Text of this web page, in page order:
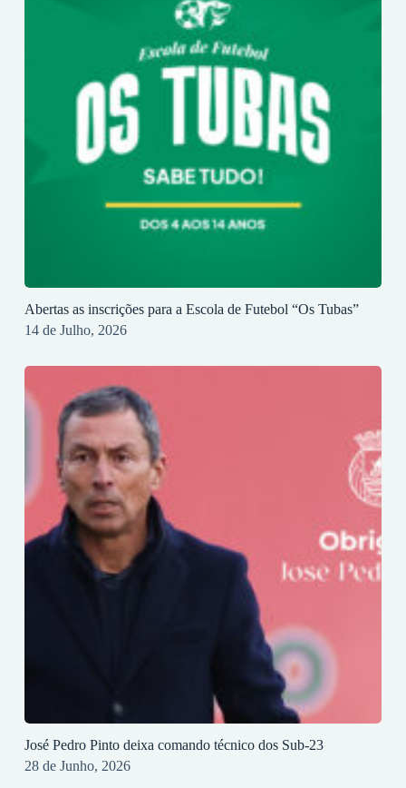
Abertas as inscrições para a Escola de Futebol “Os Tubas”
14 de Julho, 2026
José Pedro Pinto deixa comando técnico dos Sub-23
28 de Junho, 2026